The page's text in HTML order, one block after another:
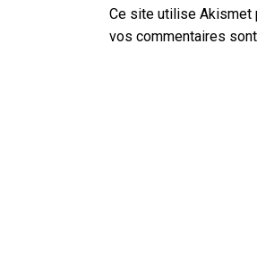
Ce site utilise Akismet
vos commentaires